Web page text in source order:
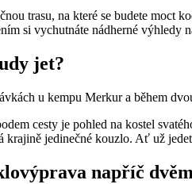
trasu, na které se budete
si vychutnáte nádherné
jet?
u kempu Merkur a během
cesty je pohled na kostel
krajině jedinečné kouzlo. Ať už
napříč